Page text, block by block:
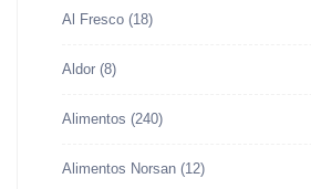
Al Fresco (18)
Aldor (8)
Alimentos (240)
Alimentos Norsan (12)